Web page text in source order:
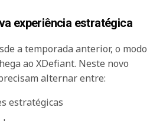
experiência estratégica
a temporada anterior, o modo
ao XDefiant. Neste novo
alternar entre:
estratégicas